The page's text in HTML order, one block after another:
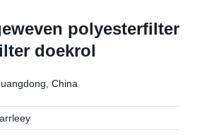
polyesterfilter
doekrol
China